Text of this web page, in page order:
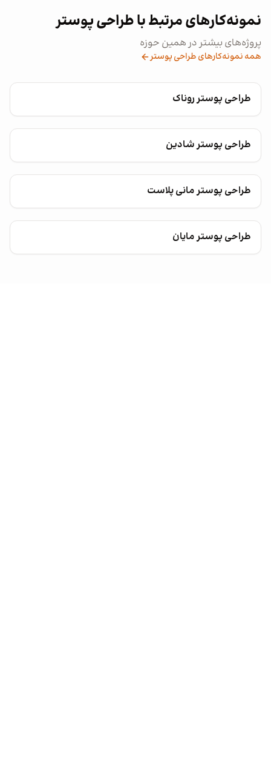
نمونه‌کارهای مرتبط با طراحی پوستر
پروژه‌های بیشتر در همین حوزه
همه نمونه‌کارهای طراحی پوستر
طراحی پوستر روناک
طراحی پوستر شادین
طراحی پوستر مانی پلاست
طراحی پوستر مایان